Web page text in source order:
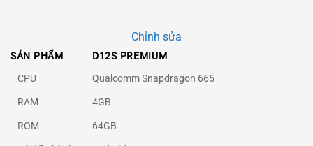
Chỉnh sửa
SẢN PHẨM
D12S PREMIUM
CPU
Qualcomm Snapdragon 665
RAM
4GB
ROM
64GB